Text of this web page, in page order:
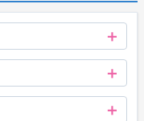
＋
＋
＋